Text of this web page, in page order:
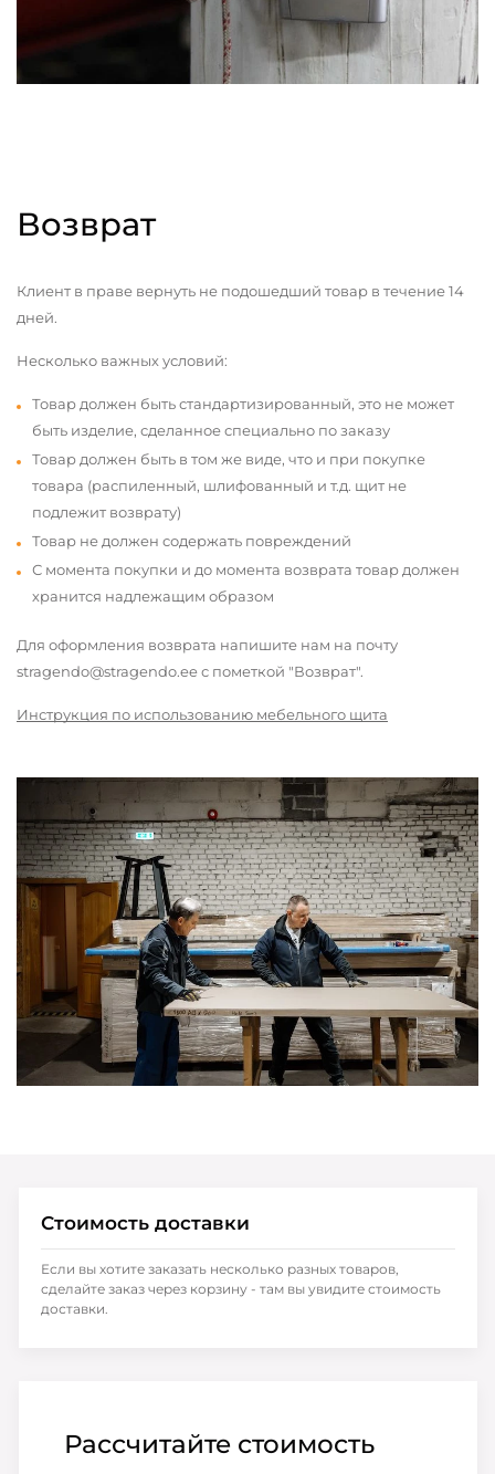
Возврат
Клиент в праве вернуть не подошедший товар в течение 14
дней.
Несколько важных условий:
Товар должен быть стандартизированный, это не может
быть изделие, сделанное специально по заказу
Товар должен быть в том же виде, что и при покупке
товара (распиленный, шлифованный и т.д. щит не
подлежит возврату)
Товар не должен содержать повреждений
С момента покупки и до момента возврата товар должен
хранится надлежащим образом
Для оформления возврата напишите нам на почту
stragendo@stragendo.ee с пометкой "Возврат".
Инструкция по использованию мебельного щита
Рассчитайте стоимость
Стоимость доставки
Если вы хотите заказать несколько разных товаров,
сделайте заказ через корзину - там вы увидите стоимость
доставки.